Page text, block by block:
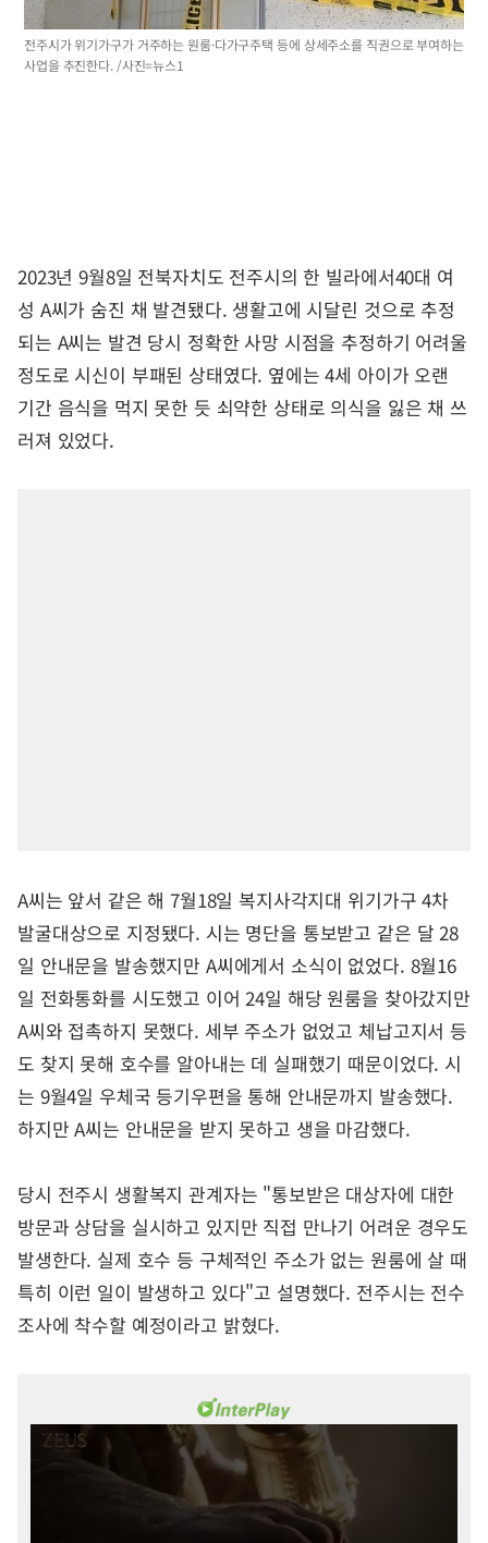
전주시가 위기가구가 거주하는 원룸·다가구주택 등에 상세주소를 직권으로 부여하는
사업을 추진한다. /사진=뉴스1
2023년 9월8일 전북자치도 전주시의 한 빌라에서40대 여
성 A씨가 숨진 채 발견됐다. 생활고에 시달린 것으로 추정
되는 A씨는 발견 당시 정확한 사망 시점을 추정하기 어려울
정도로 시신이 부패된 상태였다. 옆에는 4세 아이가 오랜
기간 음식을 먹지 못한 듯 쇠약한 상태로 의식을 잃은 채 쓰
러져 있었다.
A씨는 앞서 같은 해 7월18일 복지사각지대 위기가구 4차
발굴대상으로 지정됐다. 시는 명단을 통보받고 같은 달 28
일 안내문을 발송했지만 A씨에게서 소식이 없었다. 8월16
일 전화통화를 시도했고 이어 24일 해당 원룸을 찾아갔지만
A씨와 접촉하지 못했다. 세부 주소가 없었고 체납고지서 등
도 찾지 못해 호수를 알아내는 데 실패했기 때문이었다. 시
는 9월4일 우체국 등기우편을 통해 안내문까지 발송했다.
하지만 A씨는 안내문을 받지 못하고 생을 마감했다.
당시 전주시 생활복지 관계자는 "통보받은 대상자에 대한
방문과 상담을 실시하고 있지만 직접 만나기 어려운 경우도
발생한다. 실제 호수 등 구체적인 주소가 없는 원룸에 살 때
특히 이런 일이 발생하고 있다"고 설명했다. 전주시는 전수
조사에 착수할 예정이라고 밝혔다.